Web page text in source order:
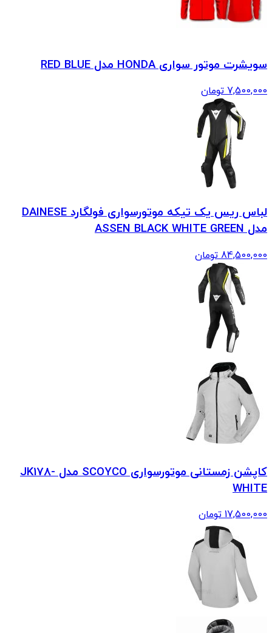
سویشرت موتور سواری HONDA مدل RED BLUE
7,500,000 تومان
لباس ریس یک تیکه موتورسواری فولگارد DAINESE
مدل ASSEN BLACK WHITE GREEN
84,500,000 تومان
کاپشن زمستانی موتورسواری SCOYCO مدل JK178-
WHITE
17,500,000 تومان